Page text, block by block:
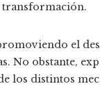
transformación.
el
No obstante,
los distintos